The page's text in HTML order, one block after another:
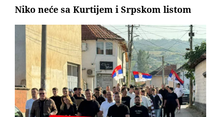
Niko neće sa Kurtijem i Srpskom listom